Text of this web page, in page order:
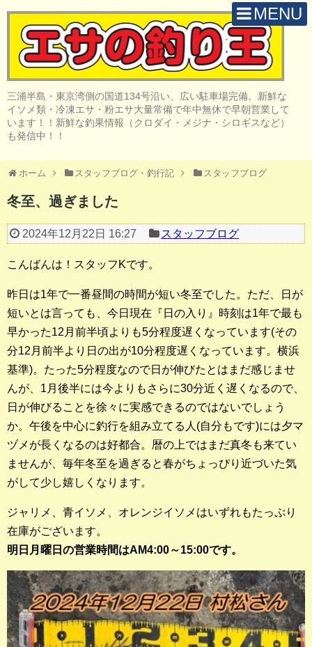
MENU
三浦半島・東京湾側の国道134号沿い、広い駐車場完備。新鮮な
イソメ類・冷凍エサ・粉エサ大量常備で年中無休で早朝営業して
います！！新鮮な釣果情報（クロダイ・メジナ・シロギスなど）
も発信中！！
ホーム スタッフブログ・釣行記 スタッフブログ
冬至、過ぎました
2024年12月22日 16:27 スタッフブログ
こんばんは！スタッフKです。
昨日は1年で一番昼間の時間が短い冬至でした。ただ、日が
短いとは言っても、今日現在『日の入り』時刻は1年で最も
早かった12月前半頃よりも5分程度遅くなっています(その
分12月前半より日の出が10分程度遅くなっています。横浜
基準)。たった5分程度なので日が伸びたとはまだ感じませ
んが、1月後半には今よりもさらに30分近く遅くなるので、
日が伸びることを徐々に実感できるのではないでしょう
か。午後を中心に釣行を組み立てる人(自分もです)には夕マ
ヅメが長くなるのは好都合。暦の上ではまだ真冬も来てい
ませんが、毎年冬至を過ぎると春がちょっぴり近づいた気
がして少し嬉しくなります。
ジャリメ、青イソメ、オレンジイソメはいずれもたっぷり
在庫がございます。
明日月曜日の営業時間はAM4:00～15:00です。
H O M E
取 扱 商 品
釣 果 情 報
陸っぱりルアー
その他の釣り
釣果ランキング
2023年 クロダイ部門
2023年 メジナ部門
歴代釣果ランキング
クロダイ部門
メジナ部門
シロギス部門
過去の釣果ランキング
ブログ・釣行記
スタッフブログ
店長釣行記